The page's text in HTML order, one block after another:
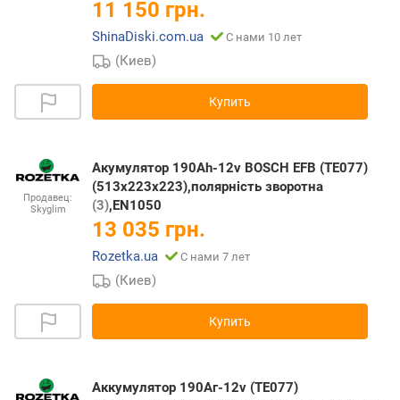
11 150 грн.
ShinaDiski.com.ua С нами 10 лет
(Киев)
Купить
Продавец:
Skyglim
Акумулятор 190Ah-12v BOSCH EFB (TE077)
(513x223x223),полярність зворотна
(3),EN1050
13 035 грн.
Rozetka.ua С нами 7 лет
(Киев)
Купить
Аккумулятор 190Аг-12v (TE077)